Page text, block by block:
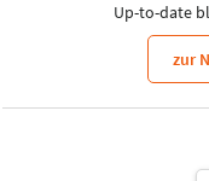
Up-to-date
zur